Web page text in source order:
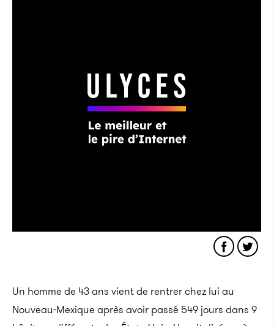
Un homme de 43 ans vient de rentrer chez lui au
Nouveau-Mexique après avoir passé 549 jours dans 9